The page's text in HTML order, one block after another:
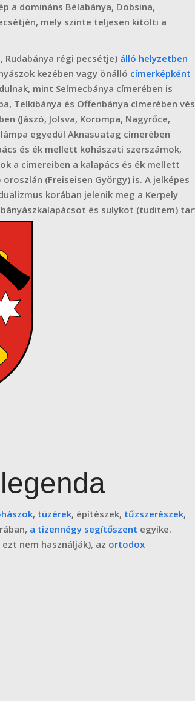
a domináns Bélabánya, Dobsina,
mely szinte teljesen kitölti a
Rudabánya régi pecsétje) álló helyzetben
kezében vagy önálló címerképként
mint Selmecbánya címerében is
Telkibánya és Offenbánya címerében
(Jászó, Jolsva, Korompa, Nagyrőce,
egyedül Aknasuatag címerében
és ék mellett kohászati szerszámok,
a címereiben a kalapács és ék mellett
(Freiseisen György) is. A jelképes
korában jelenik meg a Kerpely
és sulykot (tuditem)
, tüzérek, építészek, tűzszerészek,
a tizennégy segítőszent egyike.
ezt nem használják), az ortodox